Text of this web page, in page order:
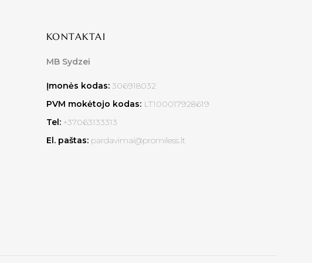
KONTAKTAI
MB Sydzei
Įmonės kodas: 306918032
PVM mokėtojo kodas: LT100017928619
Tel:+37063133313
El. paštas:pardavimai@promiless.lt